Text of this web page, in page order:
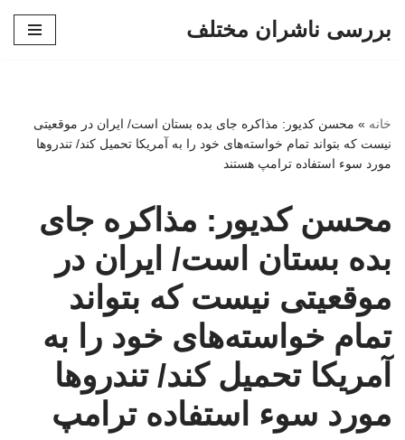
بررسی ناشران مختلف
خانه » محسن کدیور: مذاکره جای بده بستان است/ ایران در موقعیتی
نیست که بتواند تمام خواسته‌های خود را به آمریکا تحمیل کند/ تندروها
مورد سوء استفاده ترامپ هستند
محسن کدیور: مذاکره جای
بده بستان است/ ایران در
موقعیتی نیست که بتواند
تمام خواسته‌های خود را به
آمریکا تحمیل کند/ تندروها
مورد سوء استفاده ترامپ